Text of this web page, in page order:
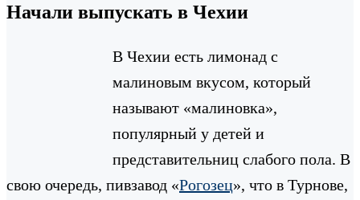
Начали выпускать в Чехии
В Чехии есть лимонад с
малиновым вкусом, который
называют «малиновка»,
популярный у детей и
представительниц слабого пола. В
свою очередь, пивзавод «Рогозец», что в Турнове,